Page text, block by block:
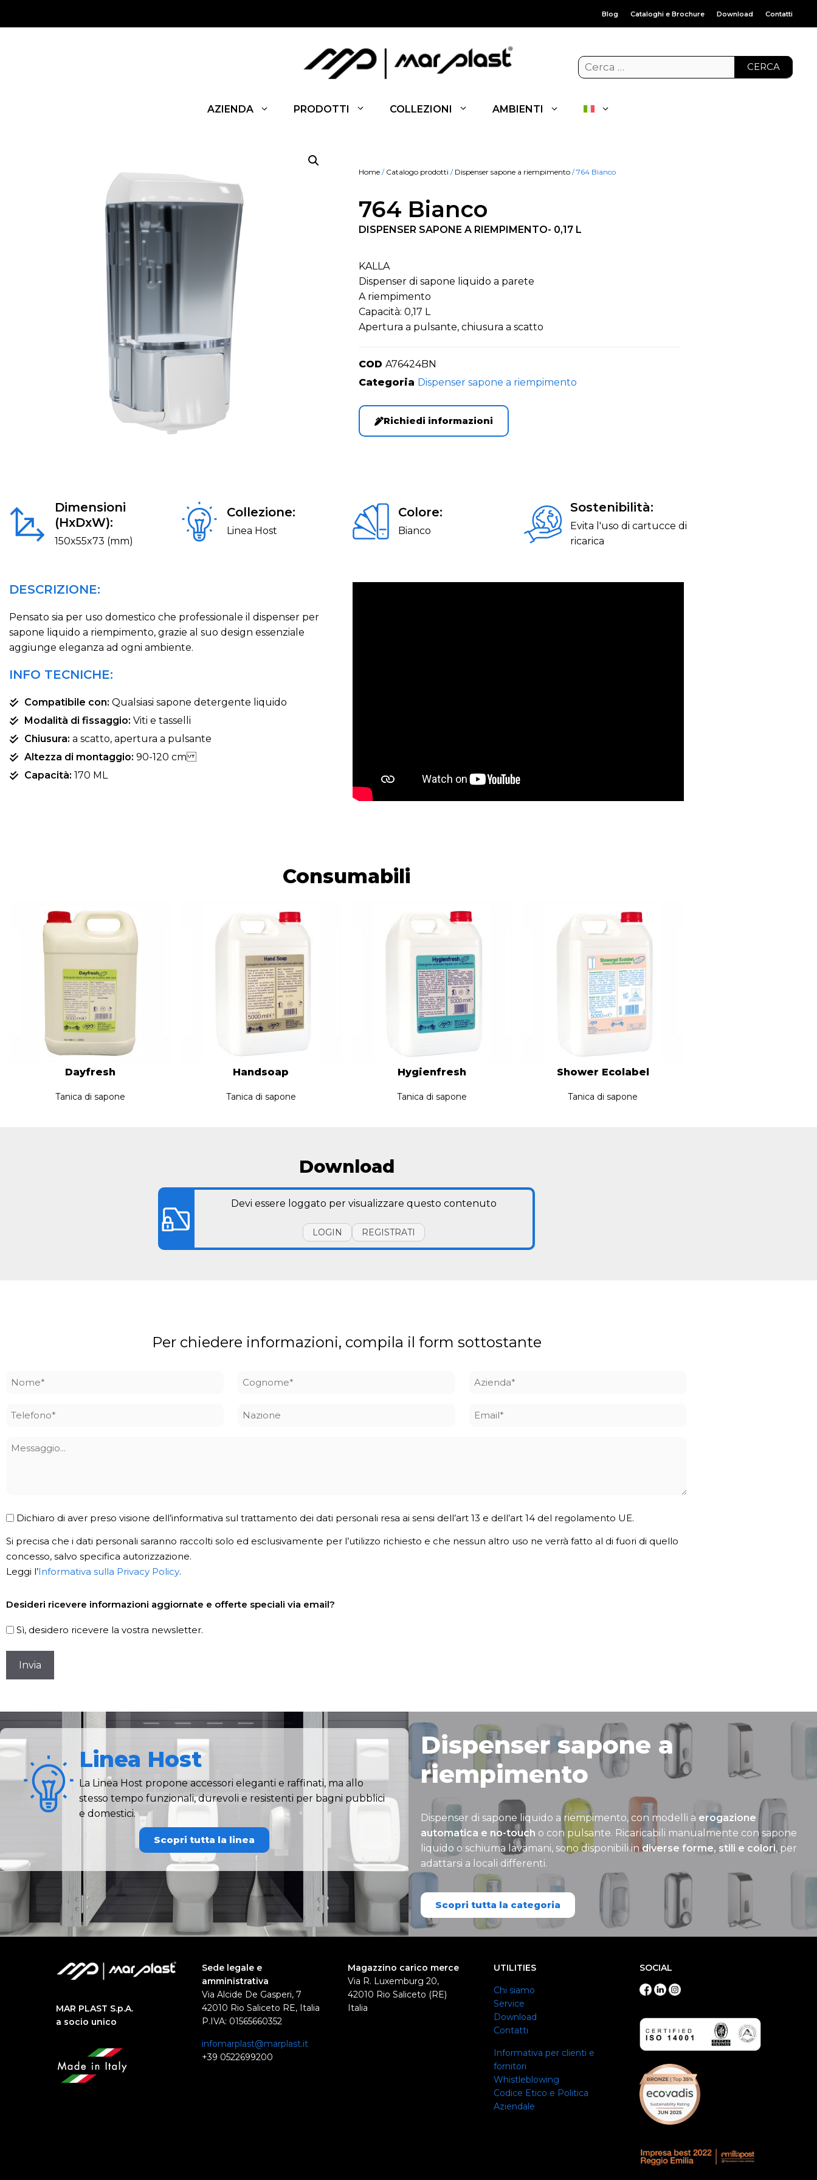
Blog Cataloghi e Brochure Download Contatti
CERCA
AZIENDA PRODOTTI COLLEZIONI AMBIENTI
Home / Catalogo prodotti / Dispenser sapone a riempimento / 764 Bianco
764 Bianco
DISPENSER SAPONE A RIEMPIMENTO- 0,17 L
KALLA
Dispenser di sapone liquido a parete
A riempimento
Capacità: 0,17 L
Apertura a pulsante, chiusura a scatto
COD A76424BN
Categoria Dispenser sapone a riempimento
Richiedi informazioni
Dimensioni
(HxDxW):
150x55x73 (mm)
Collezione:
Linea Host
Colore:
Bianco
Sostenibilità:
Evita l'uso di cartucce di
ricarica
DESCRIZIONE:
Pensato sia per uso domestico che professionale il dispenser per
sapone liquido a riempimento, grazie al suo design essenziale
aggiunge eleganza ad ogni ambiente.
INFO TECNICHE:
Compatibile con: Qualsiasi sapone detergente liquido
Modalità di fissaggio: Viti e tasselli
Chiusura: a scatto, apertura a pulsante
Altezza di montaggio: 90-120 cm
Capacità: 170 ML
Consumabili
Dayfresh
Tanica di sapone
Handsoap
Tanica di sapone
Hygienfresh
Tanica di sapone
Shower Ecolabel
Tanica di sapone
Download
Devi essere loggato per visualizzare questo contenuto
LOGIN REGISTRATI
Per chiedere informazioni, compila il form sottostante
Nome Cognome Azienda
Telefono Nazione Email
Messaggio
Privacy
*
Dichiaro di aver preso visione dell’informativa sul trattamento dei dati personali resa ai sensi dell’art 13 e dell’art 14 del regolamento UE.
Si precisa che i dati personali saranno raccolti solo ed esclusivamente per l’utilizzo richiesto e che nessun altro uso ne verrà fatto al di fuori di quello
concesso, salvo specifica autorizzazione.
Leggi l’Informativa sulla Privacy Policy.
Desideri ricevere informazioni aggiornate e offerte speciali via email?
Sì, desidero ricevere la vostra newsletter.
CAPTCHA
Linea Host
La Linea Host propone accessori eleganti e raffinati, ma allo
stesso tempo funzionali, durevoli e resistenti per bagni pubblici
e domestici.
Scopri tutta la linea
Dispenser sapone a
riempimento
Dispenser di sapone liquido a riempimento, con modelli a erogazione
automatica e no-touch o con pulsante. Ricaricabili manualmente con sapone
liquido o schiuma lavamani, sono disponibili in diverse forme, stili e colori, per
adattarsi a locali differenti.
Scopri tutta la categoria
MAR PLAST S.p.A.
a socio unico
Sede legale e
amministrativa
Via Alcide De Gasperi, 7
42010 Rio Saliceto RE, Italia
P.IVA: 01565660352
infomarplast@marplast.it
+39 0522699200
Magazzino carico merce
Via R. Luxemburg 20,
42010 Rio Saliceto (RE)
Italia
UTILITIES
Chi siamo
Service
Download
Contatti
Informativa per clienti e
fornitori
Whistleblowing
Codice Etico e Politica
Aziendale
SOCIAL